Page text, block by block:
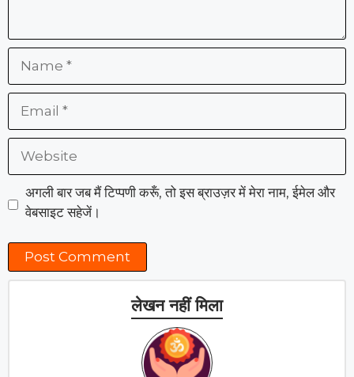
अगली बार जब मैं टिप्पणी करूँ, तो इस ब्राउज़र में मेरा नाम, ईमेल और
वेबसाइट सहेजें।
लेखन नहीं मिला